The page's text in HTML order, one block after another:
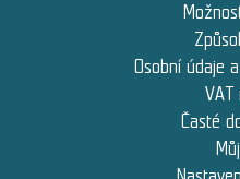
Osobní údaje
VAT
Časté